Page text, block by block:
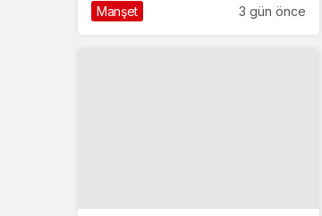
ÇIKARTMA!
Manşet 3 gün önce